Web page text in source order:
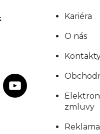
Kariéra
O nás
zmluvy